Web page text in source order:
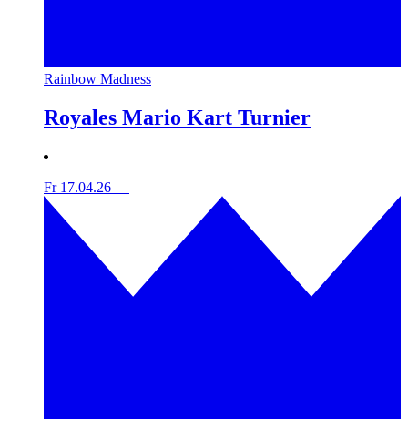
Rainbow Madness
Royales Mario Kart Turnier
Fr 17.04.26 —